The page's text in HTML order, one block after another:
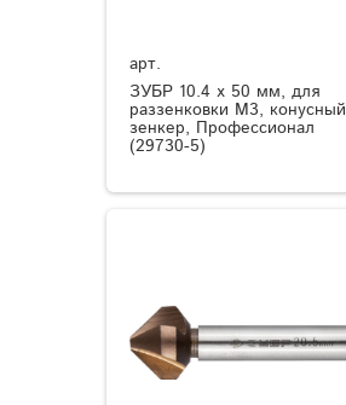
арт.
ЗУБР 10.4 x 50 мм, для
раззенковки М3, конусный
зенкер, Профессионал
(29730-5)